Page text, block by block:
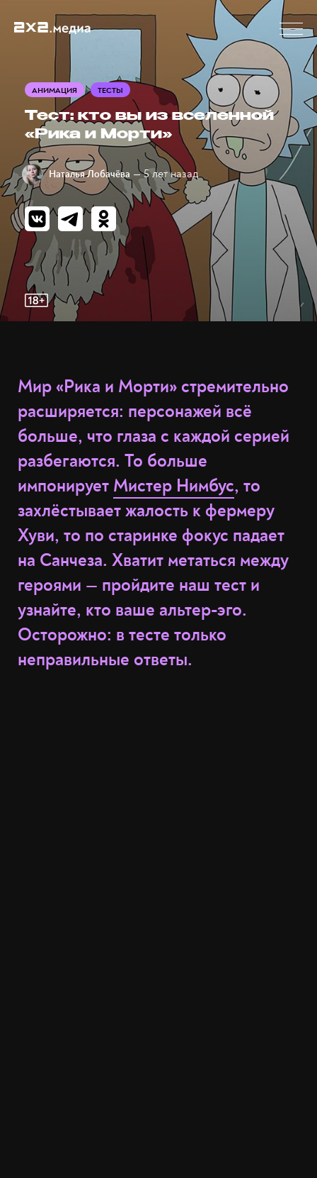
АНИМАЦИЯ ТЕСТЫ
Тест: кто вы из вселенной
«Рика и Морти»
Наталья Лобачёва — 5 лет назад
Мир «Рика и Морти» стремительно
расширяется: персонажей всё
больше, что глаза с каждой серией
разбегаются. То больше
импонирует Мистер Нимбус, то
захлёстывает жалость к фермеру
Хуви, то по старинке фокус падает
на Санчеза. Хватит метаться между
героями — пройдите наш тест и
узнайте, кто ваше альтер-эго.
Осторожно: в тесте только
неправильные ответы.